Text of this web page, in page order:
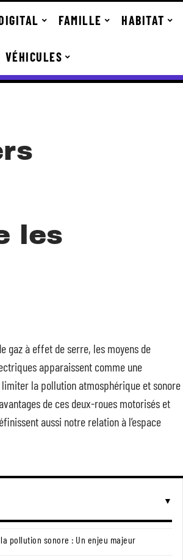
FAMILLE HABITAT
VÉHICULES
les
gaz à effet de serre, les moyens de
apparaissent comme une
la pollution atmosphérique et sonore
de ces deux-roues motorisés et
aussi notre relation à l’espace
pollution sonore : Un enjeu majeur